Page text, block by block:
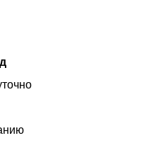
года и имеем статус , что
сервиса и отличные
возникнут вопросы,
выходных и